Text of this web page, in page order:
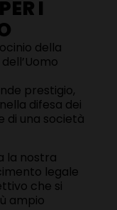
I
della
prestigio,
difesa dei
di una società
la nostra
legale
che si
ampio